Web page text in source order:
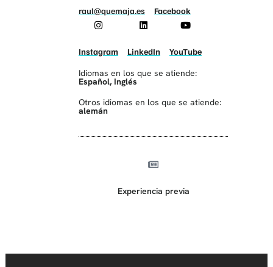
raul@quemaja.es Facebook
Instagram LinkedIn YouTube
Idiomas en los que se atiende:
Español, Inglés
Otros idiomas en los que se atiende:
alemán
Experiencia previa